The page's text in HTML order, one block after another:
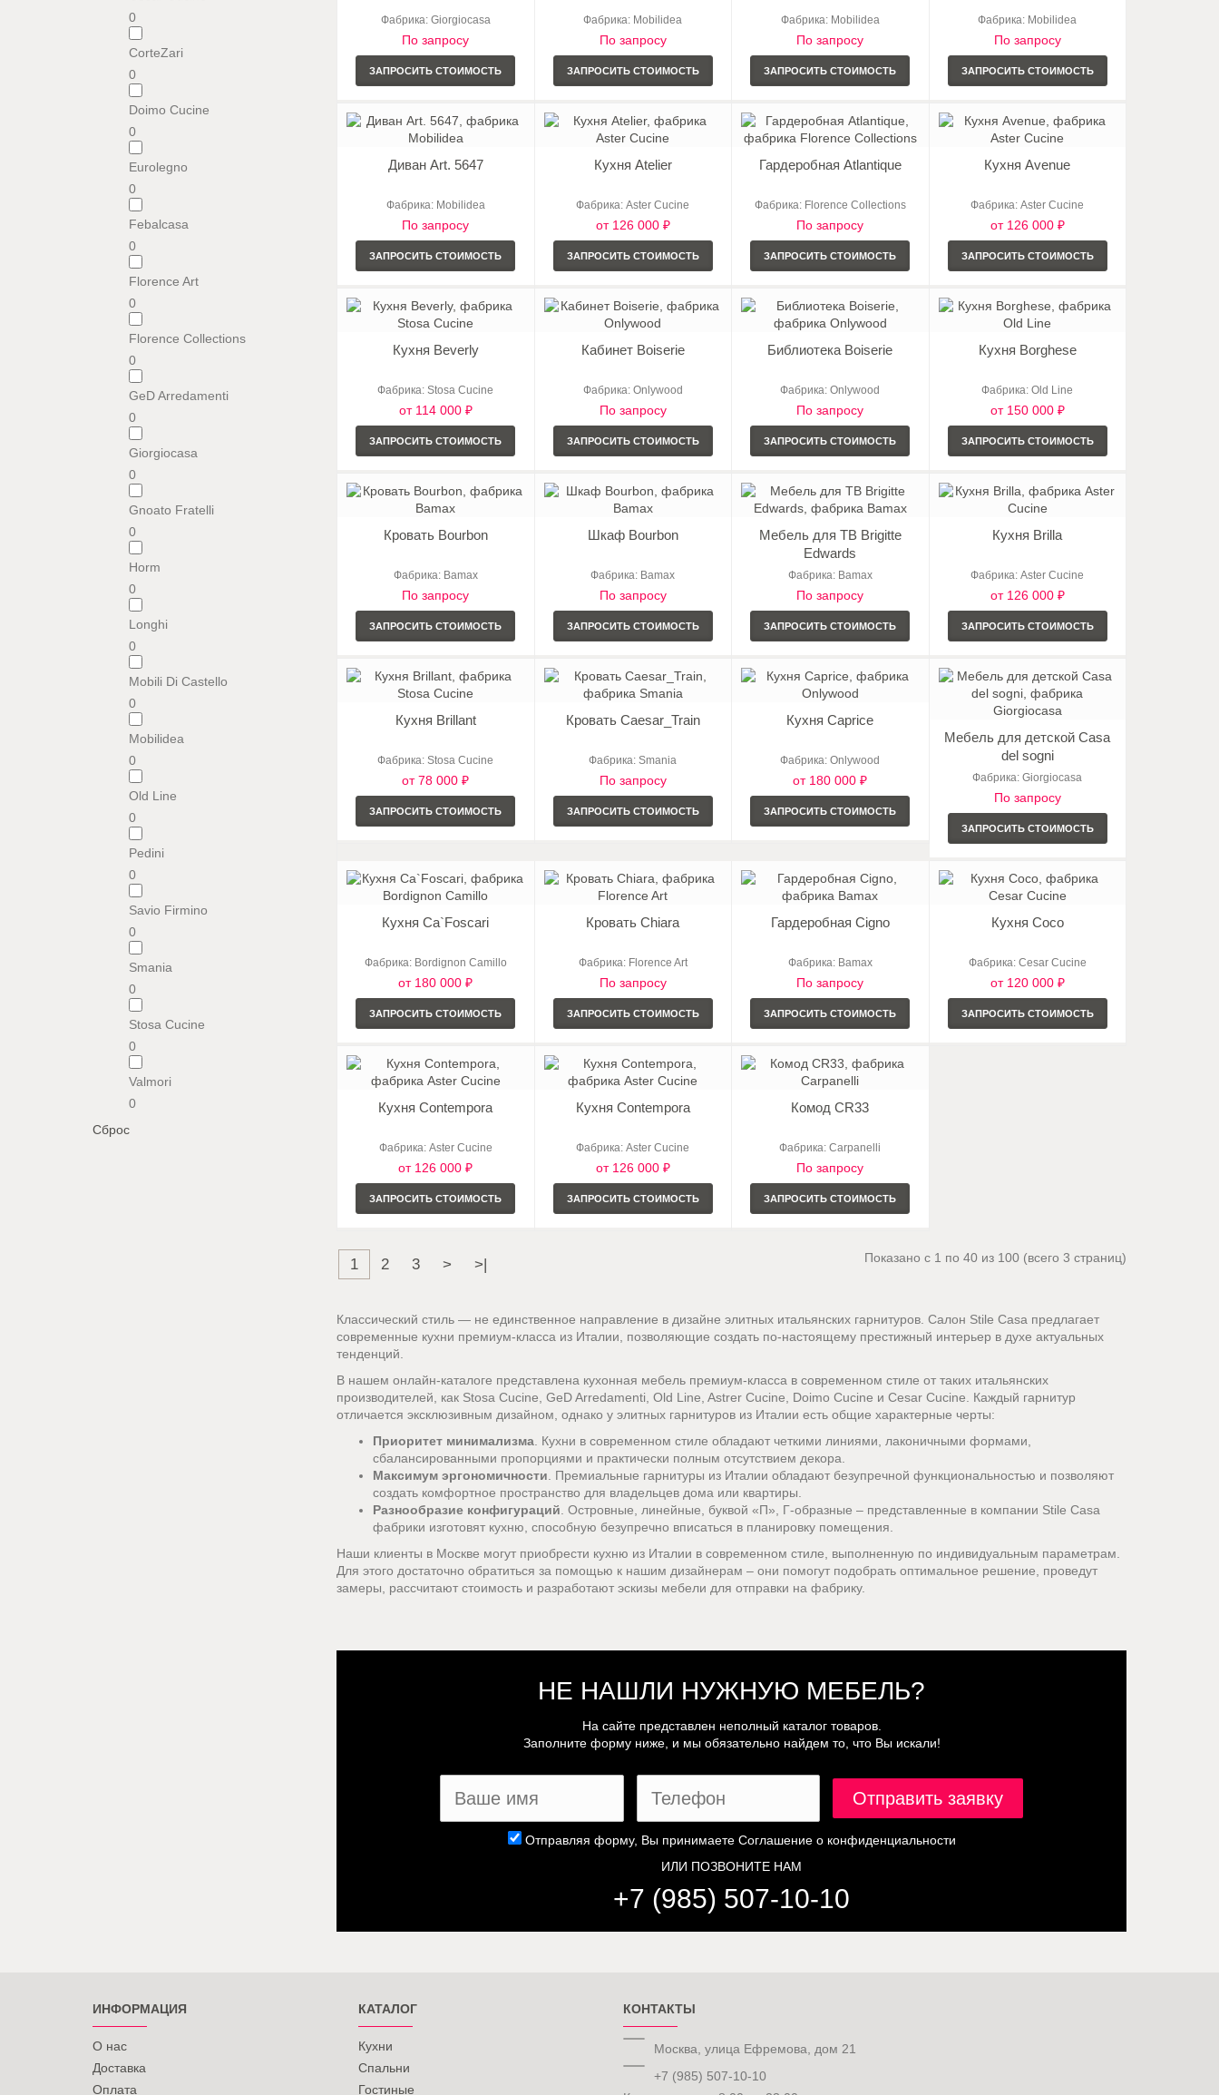
0
CorteZari
0
Doimo Cucine
0
Eurolegno
0
Febalcasa
0
Florence Art
0
Florence Collections
0
GeD Arredamenti
0
Giorgiocasa
0
Gnoato Fratelli
0
Horm
0
Longhi
0
Mobili Di Castello
0
Mobilidea
0
Old Line
0
Pedini
0
Savio Firmino
0
Smania
0
Stosa Cucine
0
Valmori
0
Сброс
По запросу
Фабрика: Giorgiocasa
ЗАПРОСИТЬ СТОИМОСТЬ
По запросу
Фабрика: Mobilidea
ЗАПРОСИТЬ СТОИМОСТЬ
По запросу
Фабрика: Mobilidea
ЗАПРОСИТЬ СТОИМОСТЬ
По запросу
Фабрика: Mobilidea
ЗАПРОСИТЬ СТОИМОСТЬ
По запросу
Диван Art. 5647
Фабрика: Mobilidea
ЗАПРОСИТЬ СТОИМОСТЬ
от 126 000 ₽
Кухня Atelier
Фабрика: Aster Cucine
ЗАПРОСИТЬ СТОИМОСТЬ
По запросу
Гардеробная Atlantique
Фабрика: Florence Collections
ЗАПРОСИТЬ СТОИМОСТЬ
от 126 000 ₽
Кухня Avenue
Фабрика: Aster Cucine
ЗАПРОСИТЬ СТОИМОСТЬ
от 114 000 ₽
Кухня Beverly
Фабрика: Stosa Cucine
ЗАПРОСИТЬ СТОИМОСТЬ
По запросу
Кабинет Boiserie
Фабрика: Onlywood
ЗАПРОСИТЬ СТОИМОСТЬ
По запросу
Библиотека Boiserie
Фабрика: Onlywood
ЗАПРОСИТЬ СТОИМОСТЬ
от 150 000 ₽
Кухня Borghese
Фабрика: Old Line
ЗАПРОСИТЬ СТОИМОСТЬ
По запросу
Кровать Bourbon
Фабрика: Bamax
ЗАПРОСИТЬ СТОИМОСТЬ
По запросу
Шкаф Bourbon
Фабрика: Bamax
ЗАПРОСИТЬ СТОИМОСТЬ
По запросу
Мебель для ТВ Brigitte
Edwards
Фабрика: Bamax
ЗАПРОСИТЬ СТОИМОСТЬ
от 126 000 ₽
Кухня Brilla
Фабрика: Aster Cucine
ЗАПРОСИТЬ СТОИМОСТЬ
от 78 000 ₽
Кухня Brillant
Фабрика: Stosa Cucine
ЗАПРОСИТЬ СТОИМОСТЬ
По запросу
Кровать Caesar_Train
Фабрика: Smania
ЗАПРОСИТЬ СТОИМОСТЬ
от 180 000 ₽
Кухня Caprice
Фабрика: Onlywood
ЗАПРОСИТЬ СТОИМОСТЬ
По запросу
Мебель для детской Casa
del sogni
Фабрика: Giorgiocasa
ЗАПРОСИТЬ СТОИМОСТЬ
от 180 000 ₽
Кухня Ca`Foscari
Фабрика: Bordignon Camillo
ЗАПРОСИТЬ СТОИМОСТЬ
По запросу
Кровать Chiara
Фабрика: Florence Art
ЗАПРОСИТЬ СТОИМОСТЬ
По запросу
Гардеробная Cigno
Фабрика: Bamax
ЗАПРОСИТЬ СТОИМОСТЬ
от 120 000 ₽
Кухня Coco
Фабрика: Cesar Cucine
ЗАПРОСИТЬ СТОИМОСТЬ
от 126 000 ₽
Кухня Contempora
Фабрика: Aster Cucine
ЗАПРОСИТЬ СТОИМОСТЬ
от 126 000 ₽
Кухня Contempora
Фабрика: Aster Cucine
ЗАПРОСИТЬ СТОИМОСТЬ
По запросу
Комод CR33
Фабрика: Carpanelli
ЗАПРОСИТЬ СТОИМОСТЬ
1 2 3 > >| Показано с 1 по 40 из 100 (всего 3 страниц)
Классический стиль — не единственное направление в дизайне элитных итальянских гарнитуров. Салон Stile Casa предлагает
современные кухни премиум-класса из Италии, позволяющие создать по-настоящему престижный интерьер в духе актуальных
тенденций.
В нашем онлайн-каталоге представлена кухонная мебель премиум-класса в современном стиле от таких итальянских
производителей, как Stosa Cucine, GeD Arredamenti, Old Line, Astrer Cucine, Doimo Cucine и Cesar Cucine. Каждый гарнитур
отличается эксклюзивным дизайном, однако у элитных гарнитуров из Италии есть общие характерные черты:
Приоритет минимализма. Кухни в современном стиле обладают четкими линиями, лаконичными формами,
сбалансированными пропорциями и практически полным отсутствием декора.
Максимум эргономичности. Премиальные гарнитуры из Италии обладают безупречной функциональностью и позволяют
создать комфортное пространство для владельцев дома или квартиры.
Разнообразие конфигураций. Островные, линейные, буквой «П», Г-образные – представленные в компании Stile Casa
фабрики изготовят кухню, способную безупречно вписаться в планировку помещения.
Наши клиенты в Москве могут приобрести кухню из Италии в современном стиле, выполненную по индивидуальным параметрам.
Для этого достаточно обратиться за помощью к нашим дизайнерам – они помогут подобрать оптимальное решение, проведут
замеры, рассчитают стоимость и разработают эскизы мебели для отправки на фабрику.
НЕ НАШЛИ НУЖНУЮ МЕБЕЛЬ?
На сайте представлен неполный каталог товаров.
Заполните форму ниже, и мы обязательно найдем то, что Вы искали!
Отправляя форму, Вы принимаете Соглашение о конфиденциальности
ИЛИ ПОЗВОНИТЕ НАМ
+7 (985) 507-10-10
ИНФОРМАЦИЯ
О нас
Доставка
Оплата
КАТАЛОГ
Кухни
Спальни
Гостиные
КОНТАКТЫ
Москва, улица Ефремова, дом 21
+7 (985) 507-10-10